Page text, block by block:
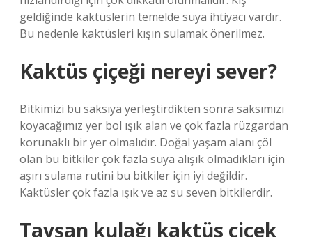
geldiğinde kaktüslerin temelde suya ihtiyacı vardır.
Bu nedenle kaktüsleri kışın sulamak önerilmez.
Kaktüs çiçeği nereyi sever?
Bitkimizi bu saksıya yerleştirdikten sonra saksımızı
koyacağımız yer bol ışık alan ve çok fazla rüzgardan
korunaklı bir yer olmalıdır. Doğal yaşam alanı çöl
olan bu bitkiler çok fazla suya alışık olmadıkları için
aşırı sulama rutini bu bitkiler için iyi değildir.
Kaktüsler çok fazla ışık ve az su seven bitkilerdir.
Tavşan kulağı kaktüs çiçek